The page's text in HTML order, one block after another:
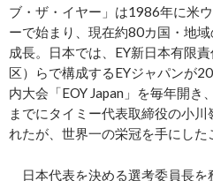
ブ・ザ・イヤー」は1986年に米
ーで始まり、現在約80カ国・地
成長。日本では、EY新日本有限
区）らで構成するEYジャパンが
内大会「EOY Japan」を毎年開
までにタイミー代表取締役の小
れたが、世界一の栄冠を手にした
日本代表を決める選考委員長を